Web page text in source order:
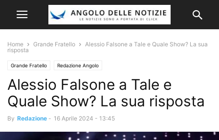
Home Grande Fratello
Alessio Falsone a Tale e Quale Show? La sua
risposta
Grande Fratello Redazione Angolo
Alessio Falsone a Tale e
Quale Show? La sua risposta
By Redazione - 16 Aprile 2024 - 13:45